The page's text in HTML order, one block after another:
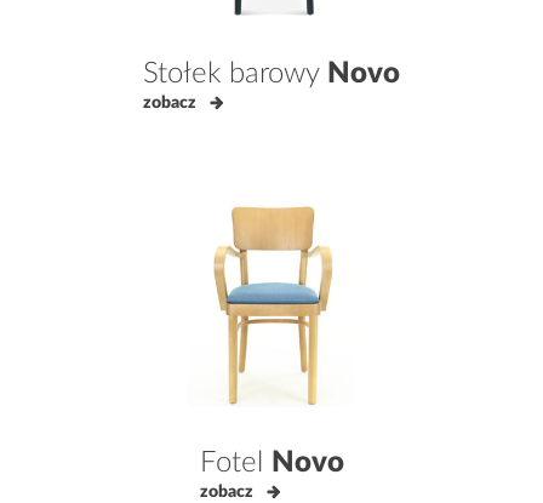
Stołek barowy Novo
zobacz
Fotel Novo
zobacz